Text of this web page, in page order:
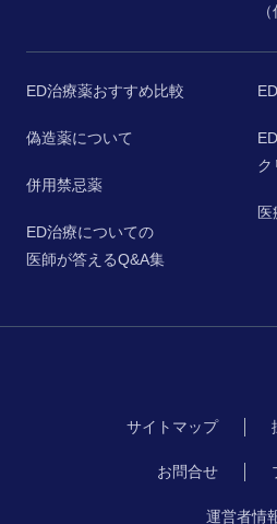
ED治療薬おすすめ比較
偽造薬について
併用禁忌薬
ED治療についての
医師が答えるQ&A集
ク
サイトマップ
お問合せ
運営者情